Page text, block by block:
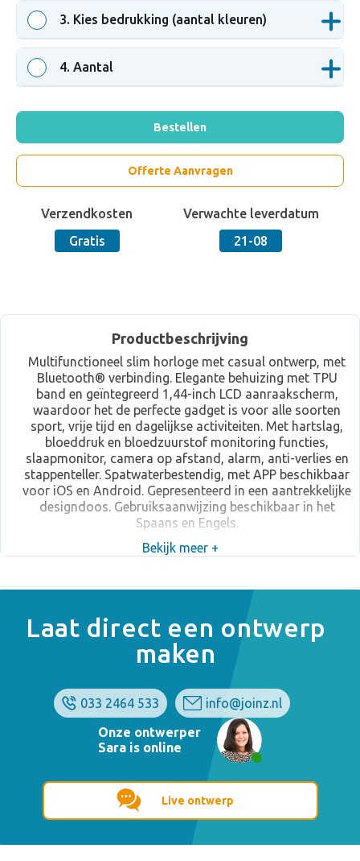
3. Kies bedrukking (aantal kleuren)
4. Aantal
Bestellen
Offerte Aanvragen
Verzendkosten
Gratis
Verwachte leverdatum
21-08
Productbeschrijving
Multifunctioneel slim horloge met casual ontwerp, met
Bluetooth® verbinding. Elegante behuizing met TPU
band en geïntegreerd 1,44-inch LCD aanraakscherm,
waardoor het de perfecte gadget is voor alle soorten
sport, vrije tijd en dagelijkse activiteiten. Met hartslag,
bloeddruk en bloedzuurstof monitoring functies,
slaapmonitor, camera op afstand, alarm, anti-verlies en
stappenteller. Spatwaterbestendig, met APP beschikbaar
voor iOS en Android. Gepresenteerd in een aantrekkelijke
designdoos. Gebruiksaanwijzing beschikbaar in het
Spaans en Engels.
Bekijk meer +
Laat direct een ontwerp
maken
033 2464 533
info@joinz.nl
Onze ontwerper
Sara is online
Live ontwerp